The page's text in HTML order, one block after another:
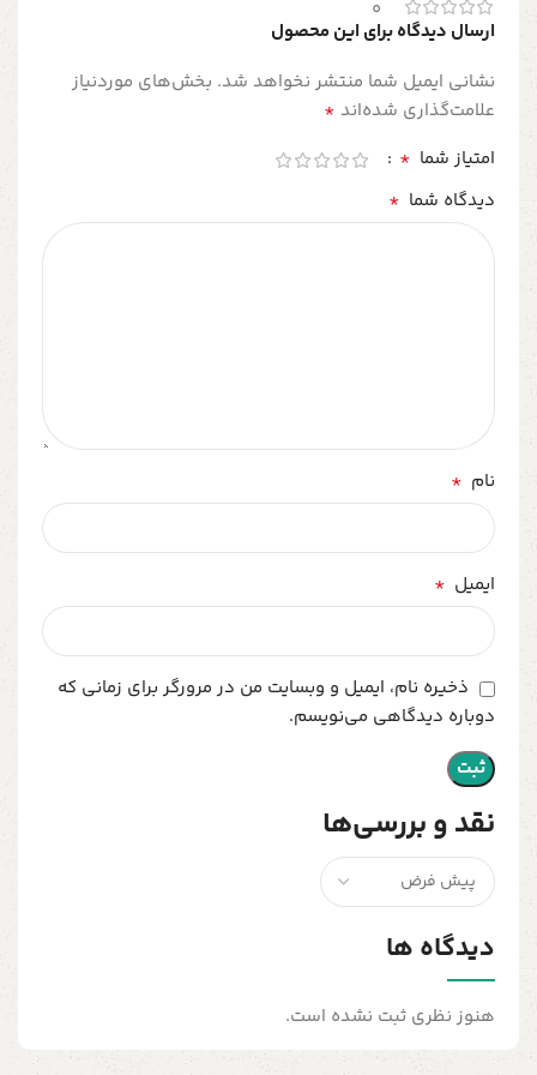
0
نقد و بررسی‌ها
دیدگاه ها
هنوز نظری ثبت نشده است.
ارسال دیدگاه برای این محصول
نشانی ایمیل شما منتشر نخواهد شد. بخش‌های موردنیاز
علامت‌گذاری شده‌اند *
امتیاز شما *
دیدگاه شما *
نام *
ایمیل *
ذخیره نام، ایمیل و وبسایت من در مرورگر برای زمانی که
دوباره دیدگاهی می‌نویسم.